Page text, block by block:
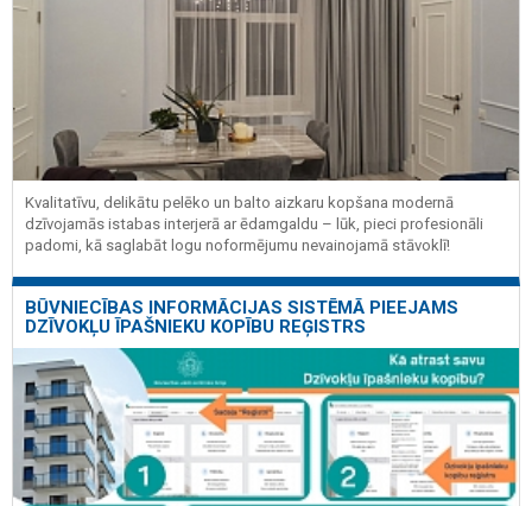
Kvalitatīvu, delikātu pelēko un balto aizkaru kopšana modernā
dzīvojamās istabas interjerā ar ēdamgaldu – lūk, pieci profesionāli
padomi, kā saglabāt logu noformējumu nevainojamā stāvoklī!
BŪVNIECĪBAS INFORMĀCIJAS SISTĒMĀ PIEEJAMS
DZĪVOKĻU ĪPAŠNIEKU KOPĪBU REĢISTRS